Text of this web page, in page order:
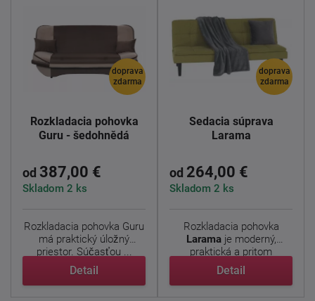
doprava
zdarma
Rozkladacia pohovka
Guru - šedohnědá
od 387,00 €
Skladom 2 ks
Rozkladacia pohovka Guru
má praktický úložný
priestor. Súčasťou ...
Detail
doprava
zdarma
Sedacia súprava
Larama
od 264,00 €
Skladom 2 ks
Rozkladacia pohovka
Laramaje moderný,
praktická a pritom
elegantné. ...
Detail